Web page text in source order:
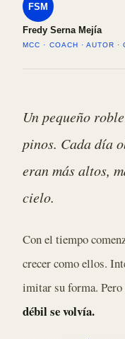
FSM
Fredy Serna Mejía
MCC · COACH · AUTOR
Un pequeño
pinos. Cada día
eran más altos,
cielo.
Con el tiempo
crecer como ellos.
imitar su forma. Pero
débil se volvía.